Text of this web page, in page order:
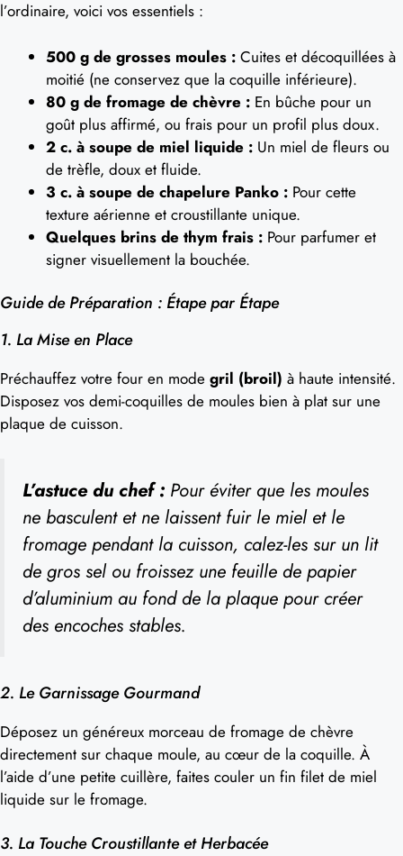
l’ordinaire, voici vos essentiels :
500 g de grosses moules : Cuites et décoquillées à
moitié (ne conservez que la coquille inférieure).
80 g de fromage de chèvre : En bûche pour un
goût plus affirmé, ou frais pour un profil plus doux.
2 c. à soupe de miel liquide : Un miel de fleurs ou
de trèfle, doux et fluide.
3 c. à soupe de chapelure Panko : Pour cette
texture aérienne et croustillante unique.
Quelques brins de thym frais : Pour parfumer et
signer visuellement la bouchée.
Guide de Préparation : Étape par Étape
1. La Mise en Place
Préchauffez votre four en mode gril (broil) à haute intensité.
Disposez vos demi-coquilles de moules bien à plat sur une
plaque de cuisson.
L’astuce du chef : Pour éviter que les moules
ne basculent et ne laissent fuir le miel et le
fromage pendant la cuisson, calez-les sur un lit
de gros sel ou froissez une feuille de papier
d’aluminium au fond de la plaque pour créer
des encoches stables.
2. Le Garnissage Gourmand
Déposez un généreux morceau de fromage de chèvre
directement sur chaque moule, au cœur de la coquille. À
l’aide d’une petite cuillère, faites couler un fin filet de miel
liquide sur le fromage.
3. La Touche Croustillante et Herbacée